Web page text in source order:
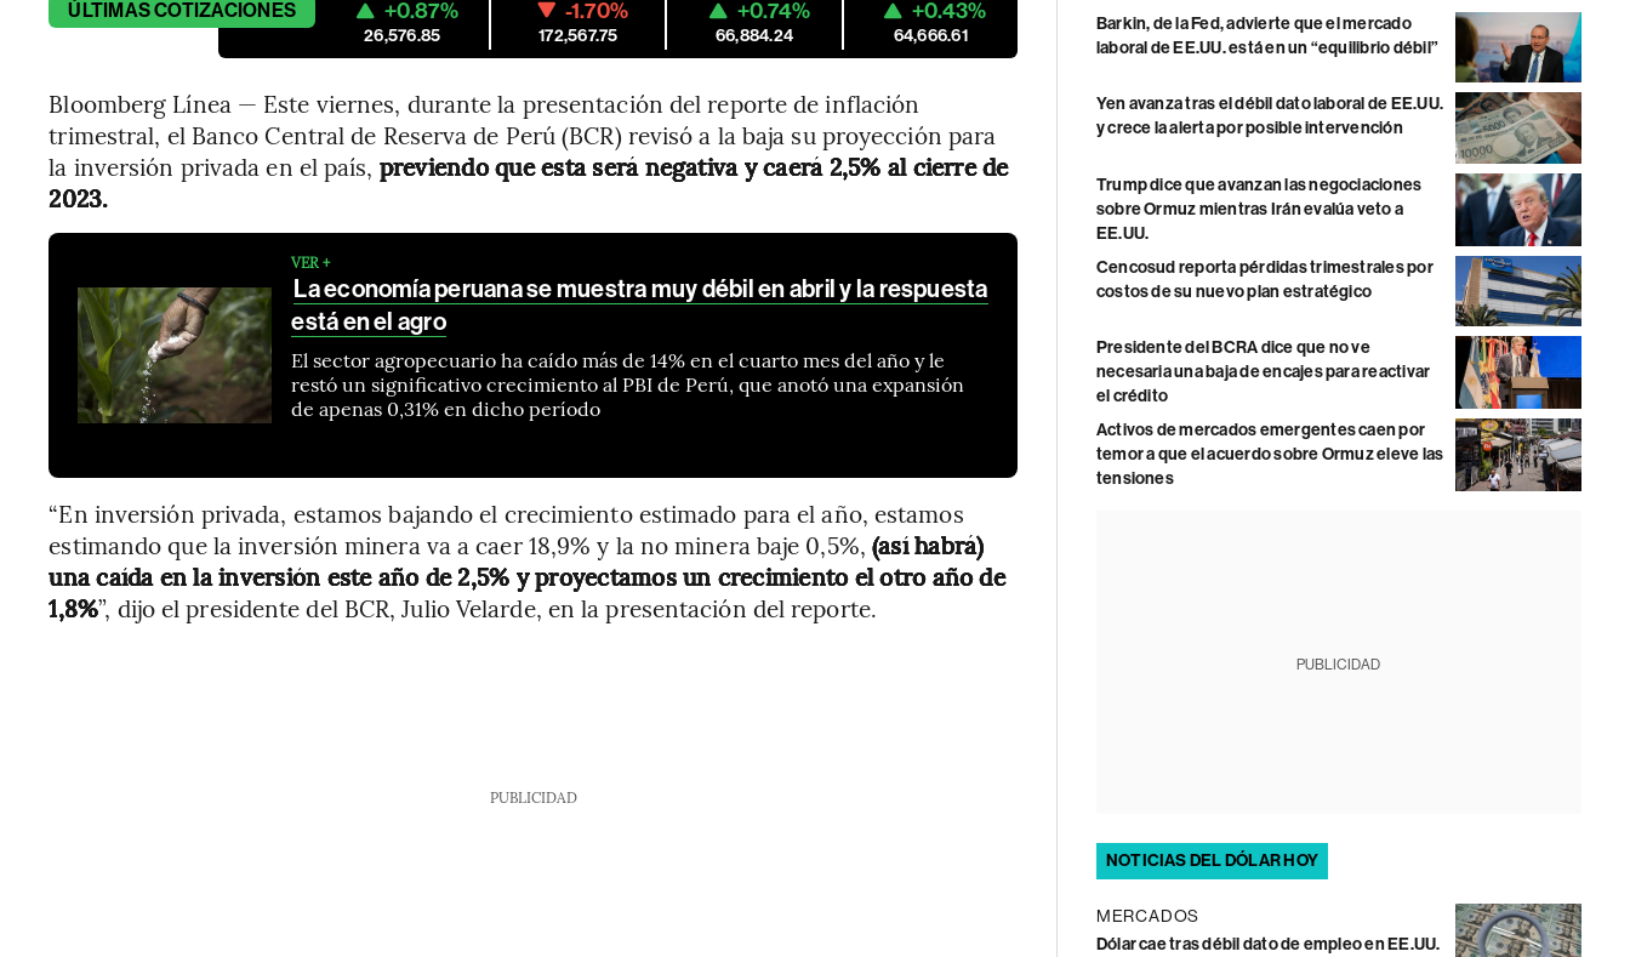
ÚLTIMASCOTIZACIONES +0.87%
26,576.85
-1.70%
172,567.75
+0.74%
66,884.24
+0.43%
64,666.61
Bloomberg Línea — Este viernes, durante la presentación del reporte de inflación
trimestral, el Banco Central de Reserva de Perú (BCR) revisó a la baja su proyección para
la inversión privada en el país, previendo que esta será negativa y caerá 2,5% al cierre de
2023.
VER +
La economía peruana se muestra muy débil en abril y la respuesta
está en el agro
El sector agropecuario ha caído más de 14% en el cuarto mes del año y le
restó un significativo crecimiento al PBI de Perú, que anotó una expansión
de apenas 0,31% en dicho período
“En inversión privada, estamos bajando el crecimiento estimado para el año, estamos
estimando que la inversión minera va a caer 18,9% y la no minera baje 0,5%, (así habrá)
una caída en la inversión este año de 2,5% y proyectamos un crecimiento el otro año de
1,8%”, dijo el presidente del BCR, Julio Velarde, en la presentación del reporte.
PUBLICIDAD
Barkin, de la Fed, advierte que el mercado
laboral de EE.UU. está en un “equilibrio débil”
Yen avanza tras el débil dato laboral de EE.UU.
y crece la alerta por posible intervención
Trump dice que avanzan las negociaciones
sobre Ormuz mientras Irán evalúa veto a
EE.UU.
Cencosud reporta pérdidas trimestrales por
costos de su nuevo plan estratégico
Presidente del BCRA dice que no ve
necesaria una baja de encajes para reactivar
el crédito
Activos de mercados emergentes caen por
temor a que el acuerdo sobre Ormuz eleve las
tensiones
PUBLICIDAD
NOTICIAS DEL DÓLAR HOY
MERCADOS
Dólar cae tras débil dato de empleo en EE.UU.